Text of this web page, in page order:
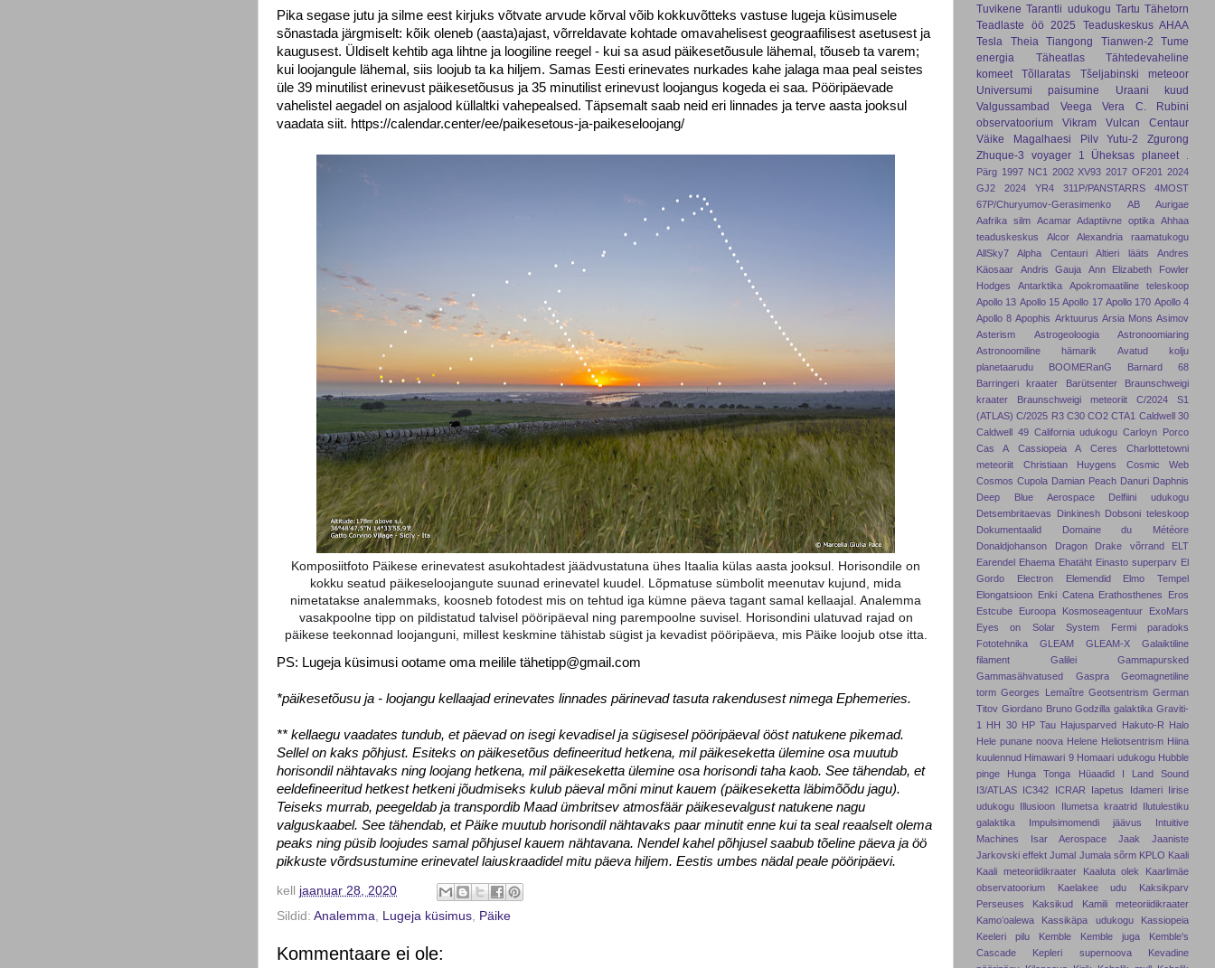
Pika segase jutu ja silme eest kirjuks võtvate arvude kõrval võib kokkuvõtteks vastuse lugeja küsimusele
sõnastada järgmiselt: kõik oleneb (aasta)ajast, võrreldavate kohtade omavahelisest geograafilisest asetusest ja
kaugusest. Üldiselt kehtib aga lihtne ja loogiline reegel - kui sa asud päikesetõusule lähemal, tõuseb ta varem;
kui loojangule lähemal, siis loojub ta ka hiljem. Samas Eesti erinevates nurkades kahe jalaga maa peal seistes
üle 39 minutilist erinevust päikesetõusus ja 35 minutilist erinevust loojangus kogeda ei saa. Pööripäevade
vahelistel aegadel on asjalood küllaltki vahepealsed. Täpsemalt saab neid eri linnades ja terve aasta jooksul
vaadata siit. https://calendar.center/ee/paikesetous-ja-paikeseloojang/
Komposiitfoto Päikese erinevatest asukohtadest jäädvustatuna ühes Itaalia külas aasta jooksul. Horisondile on
kokku seatud päikeseloojangute suunad erinevatel kuudel. Lõpmatuse sümbolit meenutav kujund, mida
nimetatakse analemmaks, koosneb fotodest mis on tehtud iga kümne päeva tagant samal kellaajal. Analemma
vasakpoolne tipp on pildistatud talvisel pööripäeval ning parempoolne suvisel. Horisondini ulatuvad rajad on
päikese teekonnad loojanguni, millest keskmine tähistab sügist ja kevadist pööripäeva, mis Päike loojub otse itta.
PS: Lugeja küsimusi ootame oma meilile tähetipp@gmail.com
*päikesetõusu ja - loojangu kellaajad erinevates linnades pärinevad tasuta rakendusest nimega Ephemeries.
** kellaegu vaadates tundub, et päevad on isegi kevadisel ja sügisesel pööripäeval ööst natukene pikemad.
Sellel on kaks põhjust. Esiteks on päikesetõus defineeritud hetkena, mil päikeseketta ülemine osa muutub
horisondil nähtavaks ning loojang hetkena, mil päikeseketta ülemine osa horisondi taha kaob. See tähendab, et
eeldefineeritud hetkest hetkeni jõudmiseks kulub päeval mõni minut kauem (päikeseketta läbimõõdu jagu).
Teiseks murrab, peegeldab ja transpordib Maad ümbritsev atmosfäär päikesevalgust natukene nagu
valguskaabel. See tähendab, et Päike muutub horisondil nähtavaks paar minutit enne kui ta seal reaalselt olema
peaks ning püsib loojudes samal põhjusel kauem nähtavana. Nendel kahel põhjusel saabub tõeline päeva ja öö
pikkuste võrdsustumine erinevatel laiuskraadidel mitu päeva hiljem. Eestis umbes nädal peale pööripäevi.
kell jaanuar 28, 2020
Sildid: Analemma Lugeja küsimus Päike
Kommentaare ei ole:
Tuvikene Tarantli udukogu Tartu Tähetorn
Teadlaste öö 2025
Teaduskeskus AHAA
Tesla
Theia Tiangong Tianwen-2
Tume
energia
Täheatlas
Tähtedevaheline
komeet
Tõllaratas
Tšeljabinski meteoor
Universumi paisumine
Uraani kuud
Valgussambad
Veega
Vera C. Rubini
observatoorium
Vikram
Vulcan Centaur
Väike Magalhaesi Pilv
Yutu-2
Zgurong
Zhuque-3
voyager 1 Üheksas planeet
Pärg 1997 NC1 2002 XV93 2017 OF201 2024
GJ2
2024 YR4 311P/PANSTARRS
4MOST
67P/Churyumov-Gerasimenko
AB Aurigae
Aafrika silm Acamar Adaptiivne optika Ahhaa
teaduskeskus
Alcor
Alexandria raamatukogu
AllSky7
Alpha Centauri Altieri lääts
Andres
Käosaar
Andris Gauja
Ann Elizabeth Fowler
Hodges
Antarktika
Apokromaatiline teleskoop
Apollo 13 Apollo 15 Apollo 17 Apollo 170 Apollo 4
Apollo 8 Apophis Arktuurus Arsia Mons Asimov
Asterism
Astrogeoloogia
Astronoomiaring
Astronoomiline hämarik
Avatud kolju
planetaarudu
BOOMERanG
Barnard 68
Barringeri kraater
Barütsenter
Braunschweigi
kraater
Braunschweigi meteoriit
C/2024 S1
(ATLAS) C/2025 R3 C30 CO2 CTA1 Caldwell 30
Caldwell 49 California udukogu Carloyn Porco
Cas A
Cassiopeia A Ceres
Charlottetowni
meteoriit
Christiaan Huygens
Cosmic Web
Cosmos Cupola Damian Peach Danuri Daphnis
Deep Blue Aerospace
Delfiini udukogu
Detsembritaevas
Dinkinesh Dobsoni teleskoop
Dokumentaalid
Domaine du Météore
Donaldjohanson
Dragon Drake võrrand
ELT
Earendel Ehaema Ehatäht Einasto superparv El
Gordo
Electron Elemendid
Elmo Tempel
Elongatsioon Enki Catena Erathosthenes
Eros
Estcube
Euroopa Kosmoseagentuur
ExoMars
Eyes on Solar System
Fermi paradoks
Fototehnika
GLEAM GLEAM-X
Galaiktiline
filament
Galilei
Gammapursked
Gammasähvatused
Gaspra
Geomagnetiline
torm Georges Lemaître Geotsentrism German
Titov Giordano Bruno Godzilla galaktika Graviti-
1
HH 30 HP Tau Hajusparved Hakuto-R Halo
Hele punane noova Helene Heliotsentrism Hiina
kuulennud Himawari 9 Homaari udukogu Hubble
pinge
Hunga Tonga Hüaadid
I Land Sound
I3/ATLAS IC342 ICRAR Iapetus Idameri
Iirise
udukogu Illusioon Ilumetsa kraatrid
Ilutulestiku
galaktika
Impulsimomendi jäävus
Intuitive
Machines
Isar Aerospace
Jaak Jaaniste
Jarkovski effekt Jumal Jumala sõrm KPLO Kaali
Kaali meteoriidikraater
Kaaluta olek
Kaarlimäe
observatoorium
Kaelakee udu
Kaksikparv
Perseuses
Kaksikud
Kamili meteoriidikraater
Kamoʻoalewa
Kassikäpa udukogu
Kassiopeia
Keeleri pilu
Kemble Kemble juga
Kemble's
Cascade
Kepleri supernoova
Kevadine